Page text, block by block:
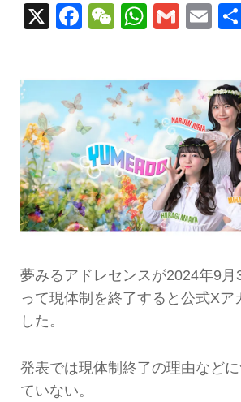
X Facebook
WeChatGmail
夢みるアドレセンスが2024年9月
って現体制を終了すると公式Xア
した。
発表では現体制終了の理由など
ていない。